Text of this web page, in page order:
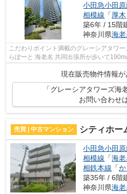
小田急小田原
相模線 「厚木
築6年 / 15階
神奈川県海
こだわりポイント満載のグレーシアタワ
らぽーと 海老名 共同出張所が歩いて
現在販売物件情報が
「グレーシアタワーズ海
お問い合わせ
売買 | 中古マンション シティホー
小田急小田原
相模線 「海老
相鉄本線 「
築35年 / 6階
神奈川県海